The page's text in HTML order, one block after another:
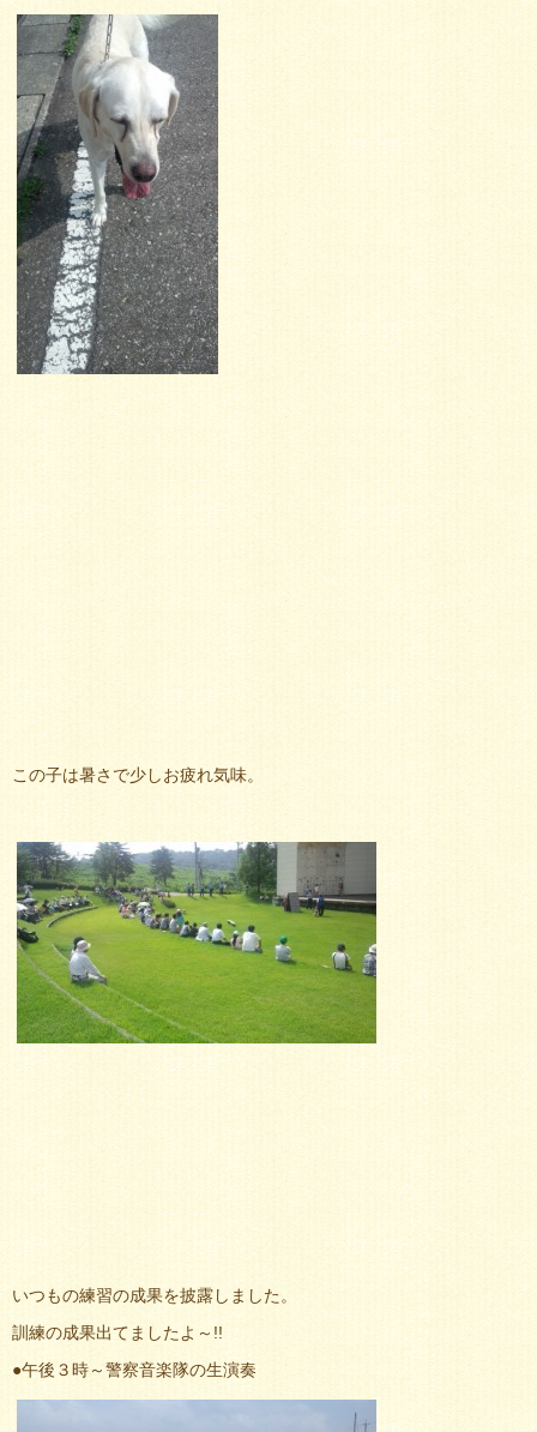
この子は暑さで少しお疲れ気味。
いつもの練習の成果を披露しました。
訓練の成果出てましたよ～!!
●午後３時～警察音楽隊の生演奏